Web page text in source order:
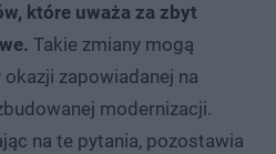
które uważa za zbyt
Takie zmiany mogą
zapowiadanej na
modernizacji.
na te pytania, pozostawia